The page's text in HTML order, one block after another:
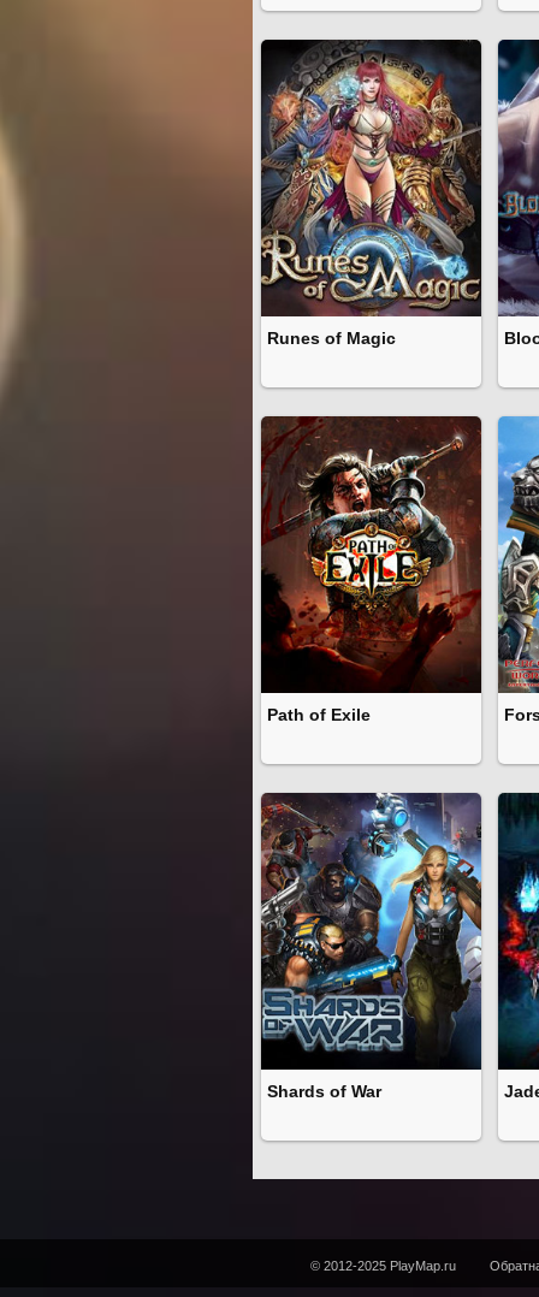
Runes of Magic
Path of Exile
Shards of War
© 2012-2025 PlayMap.ru